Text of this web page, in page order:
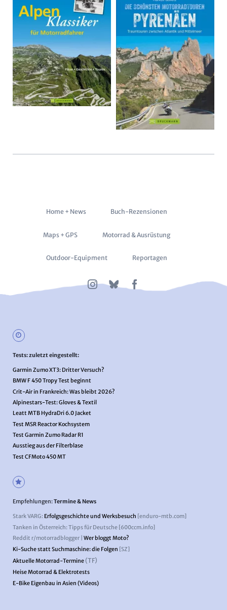
Navigation
Home + News Buch-Rezensionen
Maps + GPS Motorrad & Ausrüstung
Outdoor-Equipment Reportagen
Tests: zuletzt eingestellt:
Garmin Zumo XT3: Dritter Versuch?
BMW F 450 Tropy Test beginnt
Crit-Air in Frankreich: Was bleibt 2026?
Alpinestars-Test: Gloves & Textil
Leatt MTB HydraDri 6.0 Jacket
Test MSR Reactor Kochsystem
Test Garmin Zumo Radar R1
Ausstieg aus der Filterblase
Test CFMoto 450 MT
Empfehlungen:Termine & News
Stark VARG: Erfolgsgeschichte und Werksbesuch [enduro-mtb.com]
Tanken in Österreich: Tipps für Deutsche [600ccm.info]
Reddit r/motorradblogger | Wer bloggt Moto?
Ki-Suche statt Suchmaschine: die Folgen [SZ]
Aktuelle Motorrad-Termine(TF)
Heise Motorrad & Elektrotests
E-Bike Eigenbau in Asien (Videos)